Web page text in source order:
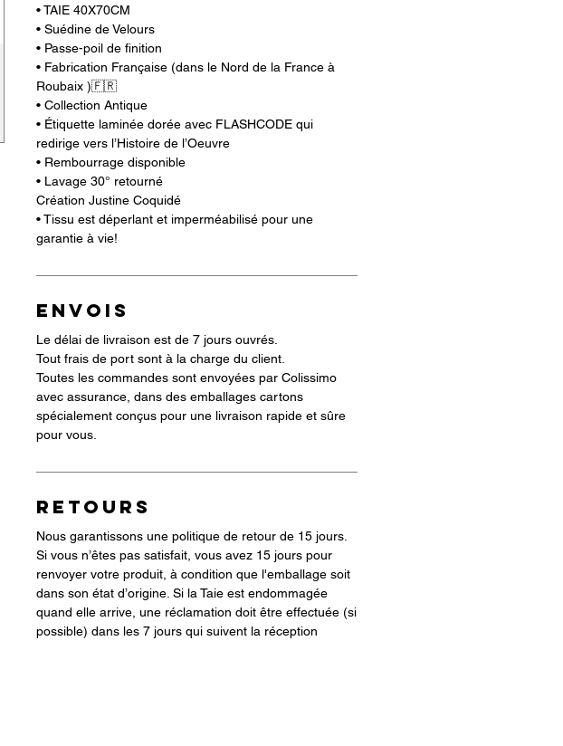
• TAIE 40X70CM
• Suédine de Velours
• Passe-poil de finition
• Fabrication Française (dans le Nord de la France à
Roubaix )🇫🇷
• Collection Antique
• Étiquette laminée dorée avec FLASHCODE qui
redirige vers l’Histoire de l’Oeuvre
• Rembourrage disponible
• Lavage 30° retourné
Création Justine Coquidé
• Tissu est déperlant et imperméabilisé pour une
garantie à vie!
ENVOIS
Le délai de livraison est de 7 jours ouvrés.
Tout frais de port sont à la charge du client.
Toutes les commandes sont envoyées par Colissimo
avec assurance, dans des emballages cartons
spécialement conçus pour une livraison rapide et sûre
pour vous.
RETOURS
Nous garantissons une politique de retour de 15 jours.
Si vous n’êtes pas satisfait, vous avez 15 jours pour
renvoyer votre produit, à condition que l'emballage soit
dans son état d’origine. Si la Taie est endommagée
quand elle arrive, une réclamation doit être effectuée (si
possible) dans les 7 jours qui suivent la réception